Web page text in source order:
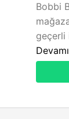
Bobbi
geçerli
Devamı